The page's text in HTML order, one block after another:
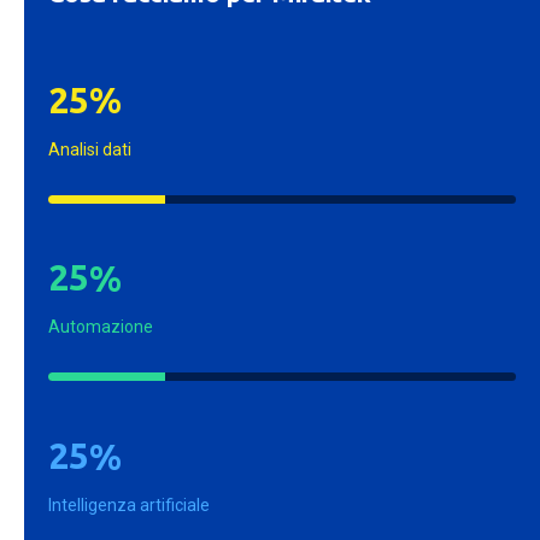
25%
Analisi dati
25%
Automazione
25%
Intelligenza artificiale